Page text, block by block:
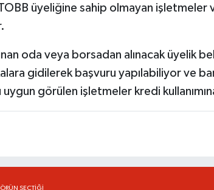
üyeliğine sahip olmayan işletmeler
oda veya borsadan alınacak üyelik
gidilerek başvuru yapılabiliyor ve
görülen işletmeler kredi
SEÇTIĞI